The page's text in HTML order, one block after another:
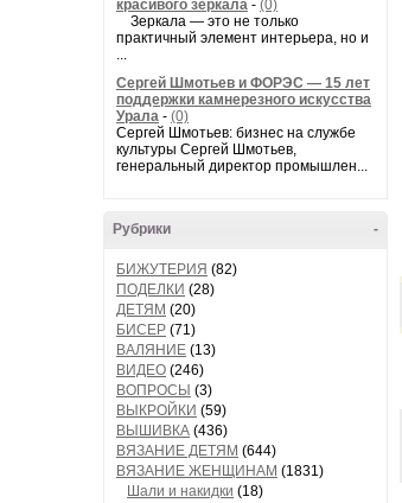
красивого зеркала - (0)
Зеркала — это не только
практичный элемент интерьера, но и
...
Сергей Шмотьев и ФОРЭС — 15 лет
поддержки камнерезного искусства
Урала - (0)
Сергей Шмотьев: бизнес на службе
культуры Сергей Шмотьев,
генеральный директор промышлен...
-
Рубрики
БИЖУТЕРИЯ (82)
ПОДЕЛКИ (28)
ДЕТЯМ (20)
БИСЕР (71)
ВАЛЯНИЕ (13)
ВИДЕО (246)
ВОПРОСЫ (3)
ВЫКРОЙКИ (59)
ВЫШИВКА (436)
ВЯЗАНИЕ ДЕТЯМ (644)
ВЯЗАНИЕ ЖЕНЩИНАМ (1831)
Шали и накидки (18)